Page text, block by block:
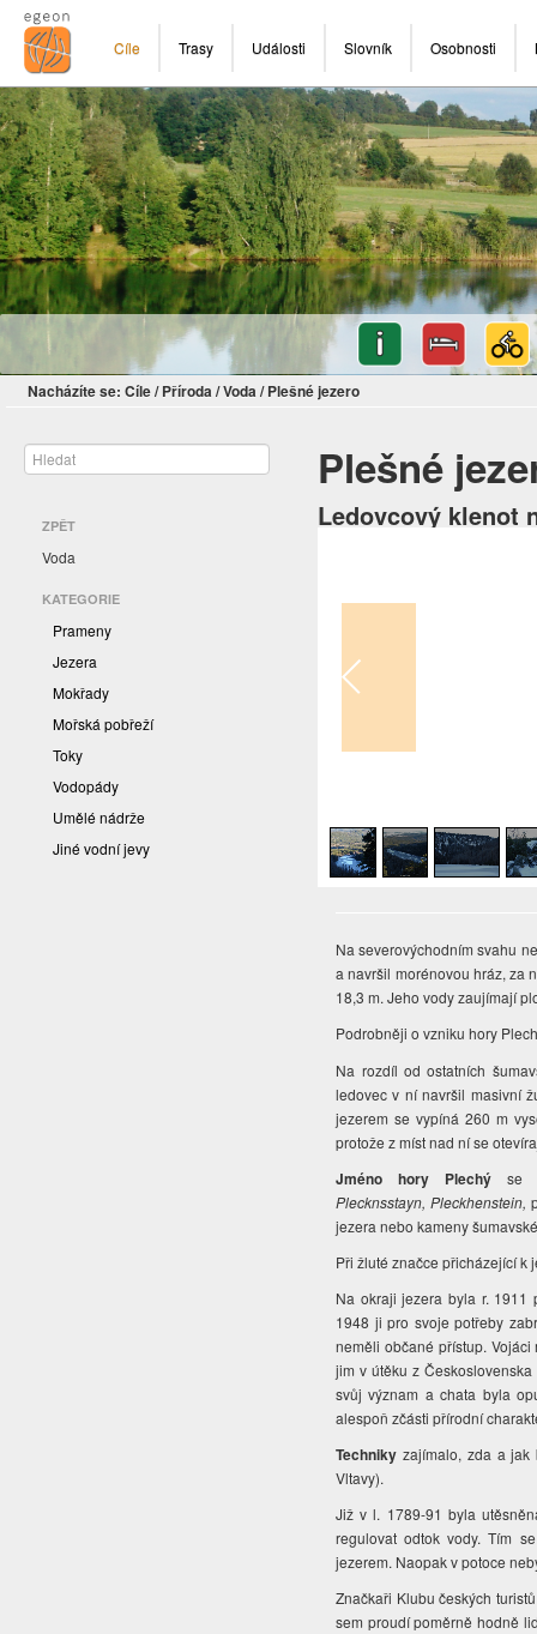
Cíle Trasy Události Slovník Osobnosti
Nacházíte se: Cíle/ Příroda/Voda/ Plešné jezero
ZPĚT
Voda
KATEGORIE
Prameny
Jezera
Mokřady
Mořská pobřeží
Toky
Vodopády
Umělé nádrže
Jiné vodní jevy
Plešné
Ledovcový klenot
Na severovýchodním svahu
a navršil morénovou hráz, za
18,3 m. Jeho vody zaujímají
Podrobněji o vzniku hory
Na rozdíl od ostatních
ledovec v ní navršil masivní
jezerem se vypíná 260 m
protože z míst nad ní se
Jméno hory Plechýse
Plecknsstayn, Pleckhenstein,
jezera nebo kameny
Při žluté značce přicházející
Na okraji jezera byla r. 1911
1948 ji pro svoje potřeby
neměli občané přístup.
jim v útěku z
svůj význam a chata byla
alespoň zčásti přírodní
Techniky zajímalo, zda a jak
Vltavy).
Již v l. 1789-91 byla
regulovat odtok vody. Tím
jezerem. Naopak v potoce
Značkaři Klubu českých
sem proudí poměrně hodně